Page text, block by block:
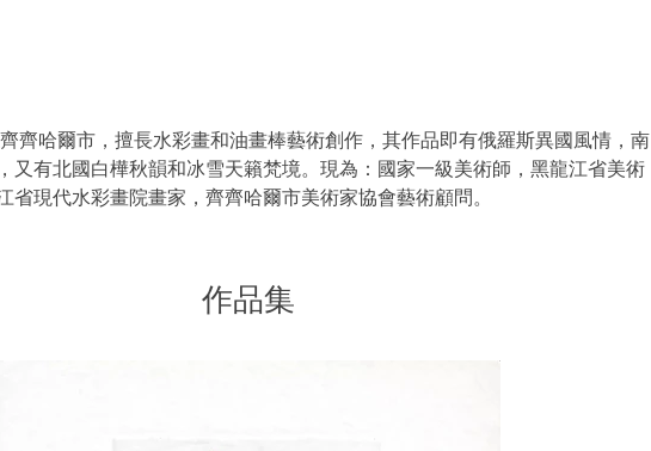
齊哈爾市，擅長水彩畫和油畫棒藝術創作，其作品即有俄羅斯異國風情，南
又有北國白樺秋韻和冰雪天籟梵境。現為：國家一級美術師，黑龍江省美術
省現代水彩畫院畫家，齊齊哈爾市美術家協會藝術顧問。
作品集